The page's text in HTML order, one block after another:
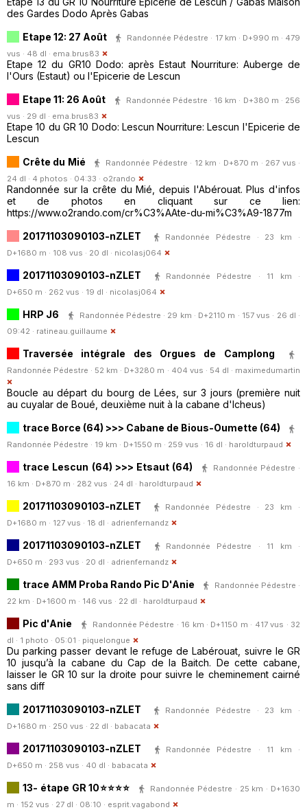
des Gardes Dodo Après Gabas
Etape 12: 27 Août
Randonnée Pédestre · 17 km · D+990 m · 479
vus · 48 dl · ema.brus83
Etape 12 du GR10 Dodo: après Estaut Nourriture: Auberge de
l'Ours (Estaut) ou l'Epicerie de Lescun
Etape 11: 26 Août
Randonnée Pédestre · 16 km · D+380 m · 256
vus · 29 dl · ema.brus83
Etape 10 du GR 10 Dodo: Lescun Nourriture: Lescun l'Epicerie de
Lescun
Crête du Mié
Randonnée Pédestre · 12 km · D+870 m · 267 vus ·
24 dl · 4 photos · 04:33 · o2rando
Randonnée sur la crête du Mié, depuis l'Abérouat. Plus d'infos
et de photos en cliquant sur ce lien:
https://www.o2rando.com/cr%C3%AAte-du-mi%C3%A9-1877m
20171103090103-nZLET
Randonnée Pédestre · 23 km ·
D+1680 m · 108 vus · 20 dl · nicolasj064
20171103090103-nZLET
Randonnée Pédestre · 11 km ·
D+650 m · 262 vus · 19 dl · nicolasj064
HRP J6
Randonnée Pédestre · 29 km · D+2110 m · 157 vus · 26 dl ·
09:42 · ratineau.guillaume
Traversée intégrale des Orgues de Camplong
Randonnée Pédestre · 52 km · D+3280 m · 404 vus · 54 dl · maximedumartin
Boucle au départ du bourg de Lées, sur 3 jours (première nuit
au cuyalar de Boué, deuxième nuit à la cabane d'Icheus)
trace Borce (64) >>> Cabane de Bious-Oumette (64)
Randonnée Pédestre · 19 km · D+1550 m · 259 vus · 16 dl · haroldturpaud
trace Lescun (64) >>> Etsaut (64)
Randonnée Pédestre ·
16 km · D+870 m · 282 vus · 24 dl · haroldturpaud
20171103090103-nZLET
Randonnée Pédestre · 23 km ·
D+1680 m · 127 vus · 18 dl · adrienfernandz
20171103090103-nZLET
Randonnée Pédestre · 11 km ·
D+650 m · 293 vus · 20 dl · adrienfernandz
trace AMM Proba Rando Pic D'Anie
Randonnée Pédestre ·
22 km · D+1600 m · 146 vus · 22 dl · haroldturpaud
Pic d'Anie
Randonnée Pédestre · 16 km · D+1150 m · 417 vus · 32
dl · 1 photo · 05:01 · piquelongue
Du parking passer devant le refuge de Labérouat, suivre le GR
10 jusqu’à la cabane du Cap de la Baitch. De cette cabane,
laisser le GR 10 sur la droite pour suivre le cheminement cairné
sans diff
20171103090103-nZLET
Randonnée Pédestre · 23 km ·
D+1680 m · 250 vus · 22 dl · babacata
20171103090103-nZLET
Randonnée Pédestre · 11 km ·
D+650 m · 258 vus · 40 dl · babacata
13- étape GR 10⭐⭐⭐⭐
Randonnée Pédestre · 25 km · D+1630
m · 152 vus · 27 dl · 08:10 · esprit.vagabond